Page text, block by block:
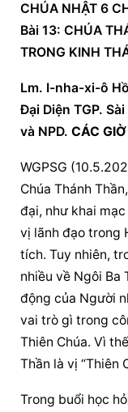
CHÚA NHẬT 6
Bài 13: CHÚA
TRONG KINH
Lm. I-nha-xi-ô
Đại Diện TGP. Sài
và NPD. CÁC
WGPSG
Chúa Thánh
đại, như khai
vị lãnh đạo trong
tích. Tuy nhiên,
nhiều về Ngôi Ba
động của Người
vai trò gì trong
Thiên Chúa. Vì
Thần là vị “Thiên
Trong buổi học